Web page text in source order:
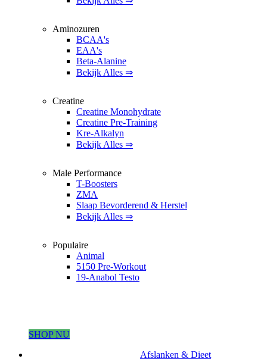
Aminozuren
BCAA's
EAA's
Beta-Alanine
Bekijk Alles ⇒
Creatine
Creatine Monohydrate
Creatine Pre-Training
Kre-Alkalyn
Bekijk Alles ⇒
Male Performance
T-Boosters
ZMA
Slaap Bevorderend & Herstel
Bekijk Alles ⇒
Populaire
Animal
5150 Pre-Workout
19-Anabol Testo
SHOP NU
Afslanken & Dieet